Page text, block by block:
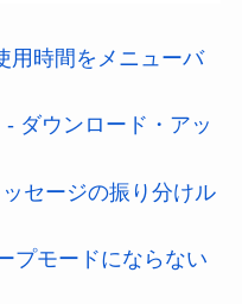
用時間をメニューバ
ダウンロード・アッ
セージの振り分けル
プモードにならない